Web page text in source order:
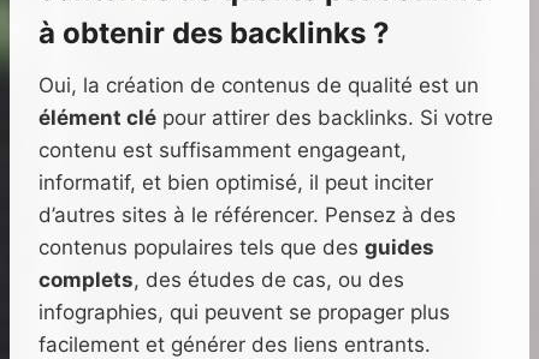
à obtenir des backlinks ?
Oui, la création de contenus de qualité est un
élément clé pour attirer des backlinks. Si votre
contenu est suffisamment engageant,
informatif, et bien optimisé, il peut inciter
d’autres sites à le référencer. Pensez à des
contenus populaires tels que des guides
complets, des études de cas, ou des
infographies, qui peuvent se propager plus
facilement et générer des liens entrants.